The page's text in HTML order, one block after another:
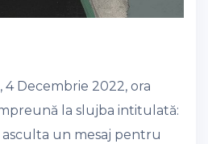
4 Decembrie 2022, ora
la slujba intitulată:
asculta un mesaj pentru